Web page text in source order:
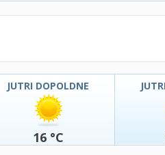
JUTRI DOPOLDNE
16 °C